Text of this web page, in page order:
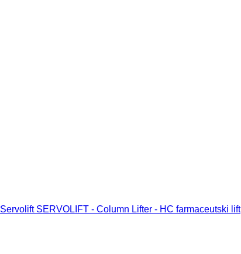
Servolift SERVOLIFT - Column Lifter - HC farmaceutski lift